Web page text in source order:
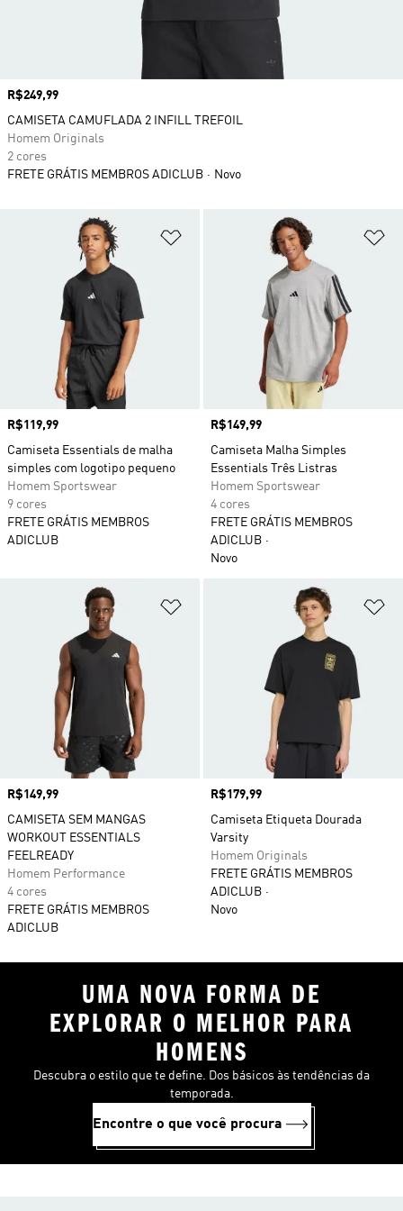
Adicionar à Lista de Desejos
Preço
R$119,99
Camiseta Essentials de malha
simples com logotipo pequeno
Homem Sportswear
9 cores
FRETE GRÁTIS MEMBROS
ADICLUB
Preço
R$149,99
Camiseta Malha Simples
Essentials Três Listras
Homem Sportswear
4 cores
FRETE GRÁTIS MEMBROS
ADICLUB
Novo
Adicionar à Lista de Desejos
Preço
R$149,99
CAMISETA SEM MANGAS
WORKOUT ESSENTIALS
FEELREADY
Homem Performance
4 cores
FRETE GRÁTIS MEMBROS
ADICLUB
Preço
R$179,99
Camiseta Etiqueta Dourada
Varsity
Homem Originals
FRETE GRÁTIS MEMBROS
ADICLUB
Novo
Preço
R$249,99
CAMISETA CAMUFLADA 2 INFILL TREFOIL
Homem Originals
2 cores
FRETE GRÁTIS MEMBROS ADICLUB
Novo
UMA NOVA FORMA DE
EXPLORAR O MELHOR PARA
HOMENS
Descubra o estilo que te define. Dos básicos às tendências da
temporada.
Encontre o que você procura